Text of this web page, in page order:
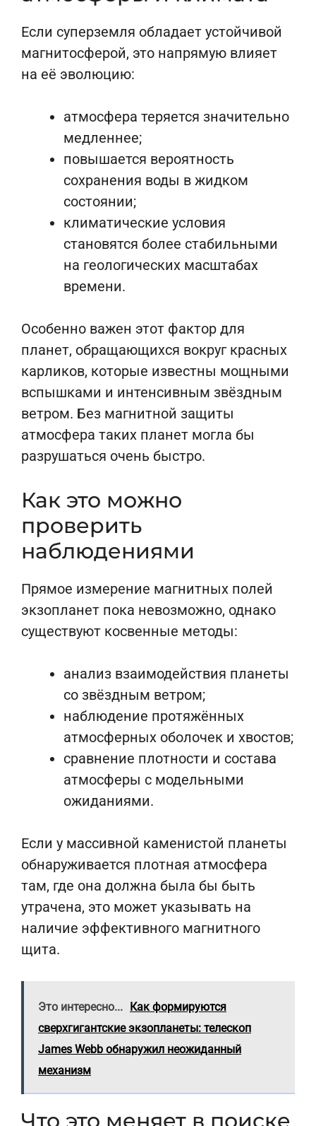
Если суперземля обладает устойчивой
магнитосферой, это напрямую влияет
на её эволюцию:
атмосфера теряется значительно
медленнее;
повышается вероятность
сохранения воды в жидком
состоянии;
климатические условия
становятся более стабильными
на геологических масштабах
времени.
Особенно важен этот фактор для
планет, обращающихся вокруг красных
карликов, которые известны мощными
вспышками и интенсивным звёздным
ветром. Без магнитной защиты
атмосфера таких планет могла бы
разрушаться очень быстро.
Как это можно
проверить
наблюдениями
Прямое измерение магнитных полей
экзопланет пока невозможно, однако
существуют косвенные методы:
анализ взаимодействия планеты
со звёздным ветром;
наблюдение протяжённых
атмосферных оболочек и хвостов;
сравнение плотности и состава
атмосферы с модельными
ожиданиями.
Если у массивной каменистой планеты
обнаруживается плотная атмосфера
там, где она должна была бы быть
утрачена, это может указывать на
наличие эффективного магнитного
щита.
Это интересно... Как формируются
сверхгигантские экзопланеты: телескоп
James Webb обнаружил неожиданный
механизм
Что это меняет в поиске